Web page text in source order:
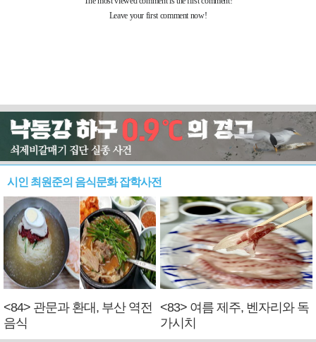
시인 최원준의 음식문화 잡학사전
<84> 관문과 환대, 부산 역전
음식
<83> 여름 제주, 벤자리와 독
가시치